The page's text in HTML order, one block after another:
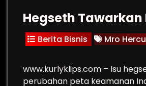
Hegseth Tawarkan
Berita Bisnis Mro
www.kurlyklips.com – Isu
perubahan peta keamanan